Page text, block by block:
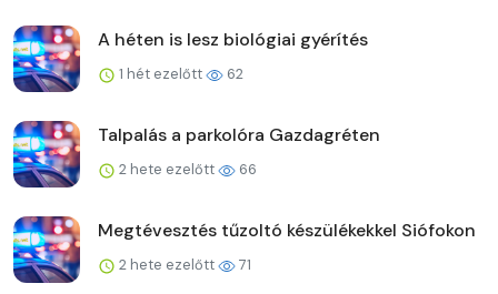
A héten is lesz biológiai gyérítés
1 hét ezelőtt 62
Talpalás a parkolóra Gazdagréten
2 hete ezelőtt 66
Megtévesztés tűzoltó készülékekkel Siófokon
2 hete ezelőtt 71